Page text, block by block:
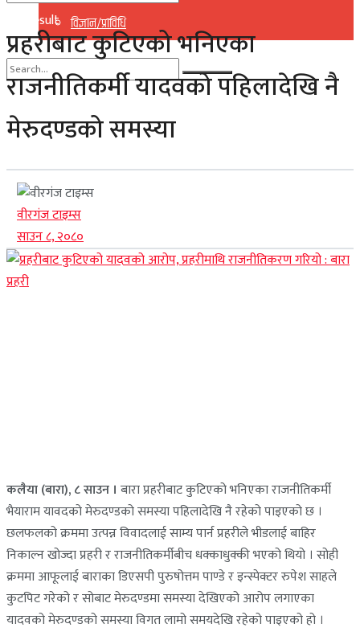
विज्ञान/प्राविधि
No Result
View All Result
No Result
View All Result
प्रहरीबाट कुटिएको भनिएका
राजनीतिकर्मी यादवको पहिलादेखि नै
मेरुदण्डको समस्या
वीरगंज टाइम्स
साउन ८, २०८०
कलैया (बारा), ८ साउन । बारा प्रहरीबाट कुटिएको भनिएका राजनीतिकर्मी
भैयाराम यावदको मेरुदण्डको समस्या पहिलादेखि नै रहेको पाइएको छ ।
छलफलको क्रममा उत्पन्न विवादलाई साम्य पार्न प्रहरीले भीडलाई बाहिर
निकाल्न खोज्दा प्रहरी र राजनीतिकर्मीबीच धक्काधुक्की भएको थियो । सोही
क्रममा आफूलाई बाराका डिएसपी पुरुषोत्तम पाण्डे र इन्स्पेक्टर रुपेश साहले
कुटपिट गरेको र सोबाट मेरुदण्डमा समस्या देखिएको आरोप लगाएका
यादवको मेरुदण्डको समस्या विगत लामो समयदेखि रहेको पाइएको हो ।